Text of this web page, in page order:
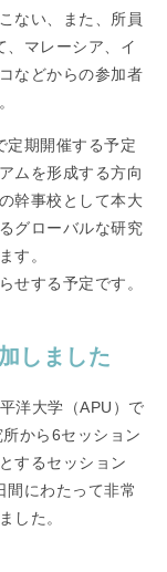
ない、また、所員
、マレーシア、イ
などからの参加者
定期開催する予定
ムを形成する方向
幹事校として本大
グローバルな研究
す。
せする予定です。
しました
洋大学（APU）で
から6セッション
するセッション
間にわたって非常
した。